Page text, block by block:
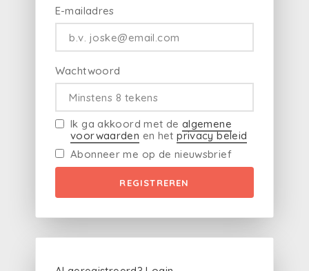
E-mailadres
Wachtwoord
Ik ga akkoord met de algemene
voorwaarden en hetprivacy beleid
Abonneer me op de nieuwsbrief
REGISTREREN